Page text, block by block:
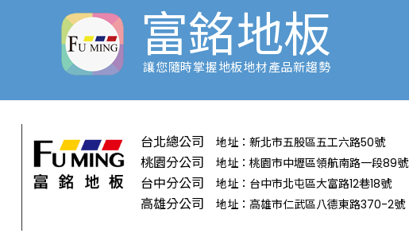
富銘地板
讓您隨時掌握地板地材產品新趨勢
台北總公司 地址：新北市五股區五工六路50號
桃園分公司 地址：桃園市中壢區領航南路一段89號
台中分公司 地址：台中市北屯區大富路12巷18號
高雄分公司 地址：高雄市仁武區八德東路370-2號